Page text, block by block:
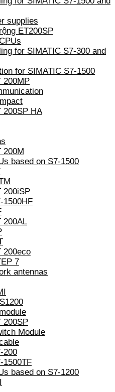
supplies
ET200SP
for SIMATIC S7-300 and
for SIMATIC S7-1500
200MP
200SP HA
200M
based on S7-1500
200iSP
1500HF
200AL
200eco
7
antennas
200SP
Module
200
1500TF
based on S7-1200